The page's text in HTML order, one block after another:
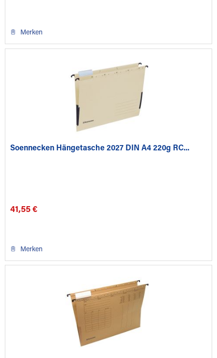
Merken
Soennecken Hängetasche 2027 DIN A4 220g RC...
41,55 €
Merken